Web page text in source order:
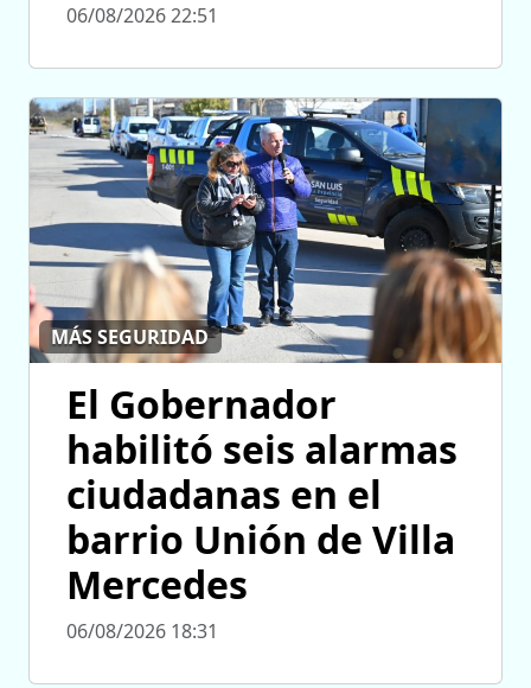
06/08/2026 22:51
MÁS SEGURIDAD
El Gobernador
habilitó seis alarmas
ciudadanas en el
barrio Unión de Villa
Mercedes
06/08/2026 18:31